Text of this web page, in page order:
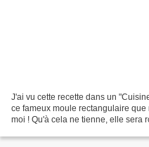
J'ai vu cette recette dans un
ce fameux moule rectangulaire
moi ! Qu'à cela ne tienne, elle sera